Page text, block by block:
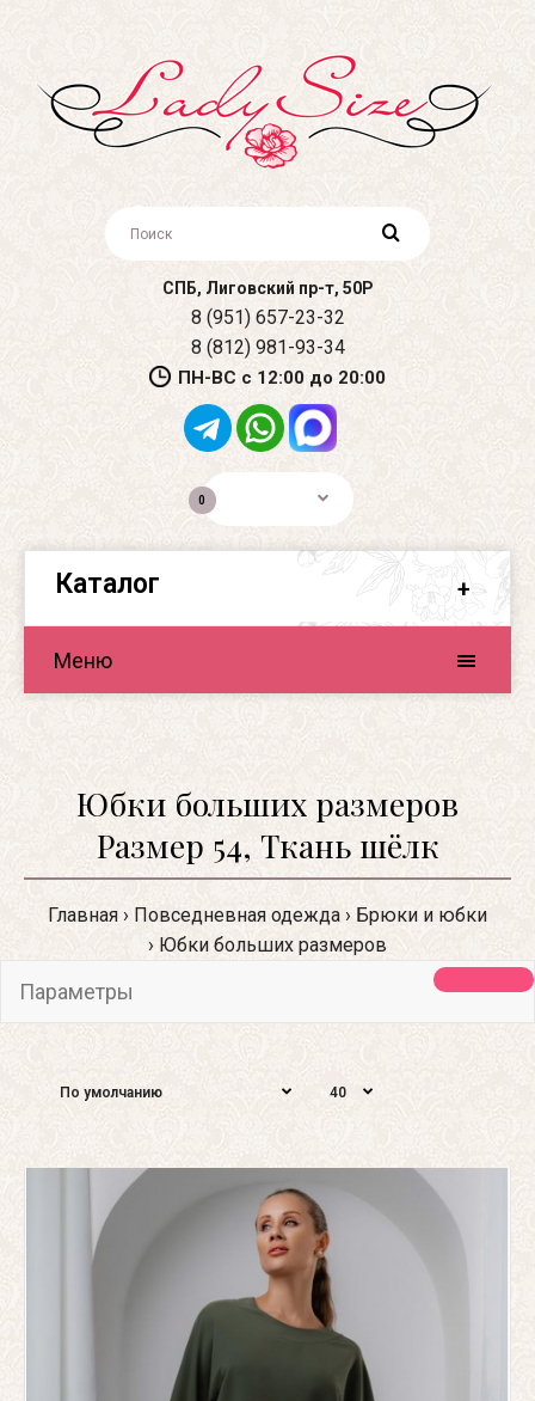
СПБ, Лиговский пр-т, 50Р
8 (951) 657-23-32
8 (812) 981-93-34
ПН-ВС с 12:00 до 20:00
0
Каталог
Меню
Юбки больших размеров
Размер 54, Ткань шёлк
Главная Повседневная одежда
Брюки и юбки
Юбки больших размеров
Параметры